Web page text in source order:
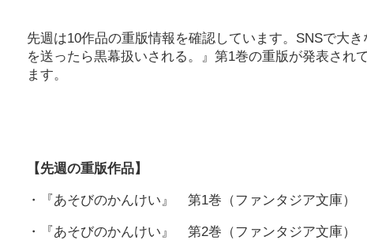
先週は10作品の重版情報を確認しています。SNSで大
を送ったら黒幕扱いされる。』第1巻の重版が発表さ
ます。
【先週の重版作品】
・『あそびのかんけい』 第1巻（ファンタジア文庫）
・『あそびのかんけい』 第2巻（ファンタジア文庫）